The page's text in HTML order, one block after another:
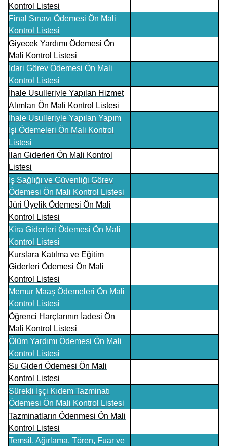
Kontrol Listesi
Final Sınavı Ödemesi Ön Mali
Kontrol Listesi
Giyecek Yardımı Ödemesi Ön
Mali Kontrol Listesi
İdari Görev Ödemesi Ön Mali
Kontrol Listesi
İhale Usulleriyle Yapılan Hizmet
Alımları Ön Mali Kontrol Listesi
İhale Usulleriyle Yapılan Yapım
İşi Ödemeleri Ön Mali Kontrol
Listesi
İlan Giderleri Ön Mali Kontrol
Listesi
İş Sağlığı ve Güvenliği Görev
Ödemesi Ön Mali Kontrol Listesi
Jüri Üyelik Ödemesi Ön Mali
Kontrol Listesi
Kira Giderleri Ödemesi Ön Mali
Kontrol Listesi
Kurslara Katılma ve Eğitim
Giderleri Ödemesi Ön Mali
Kontrol Listesi
Memur Maaş Ödemeleri Ön Mali
Kontrol Listesi
Öğrenci Harçlarının İadesi Ön
Mali Kontrol Listesi
Ölüm Yardımı Ödemesi Ön Mali
Kontrol Listesi
Su Gideri Ödemesi Ön Mali
Kontrol Listesi
Sürekli İşçi Kıdem Tazminatı
Ödemesi Ön Mali Kontrol Listesi
Tazminatların Ödenmesi Ön Mali
Kontrol Listesi
Temsil, Ağırlama, Tören, Fuar ve